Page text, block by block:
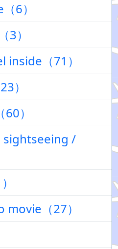
6）
3）
inside（71）
）
）
sightseeing /
movie（27）